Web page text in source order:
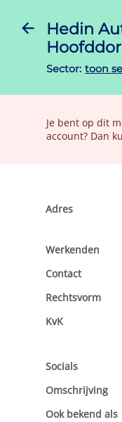
Hedin
Sector: toon
Je bent op dit
account? Dan
Adres
Werkenden
Contact
Rechtsvorm
KvK
Socials
Omschrijving
Ook bekend als